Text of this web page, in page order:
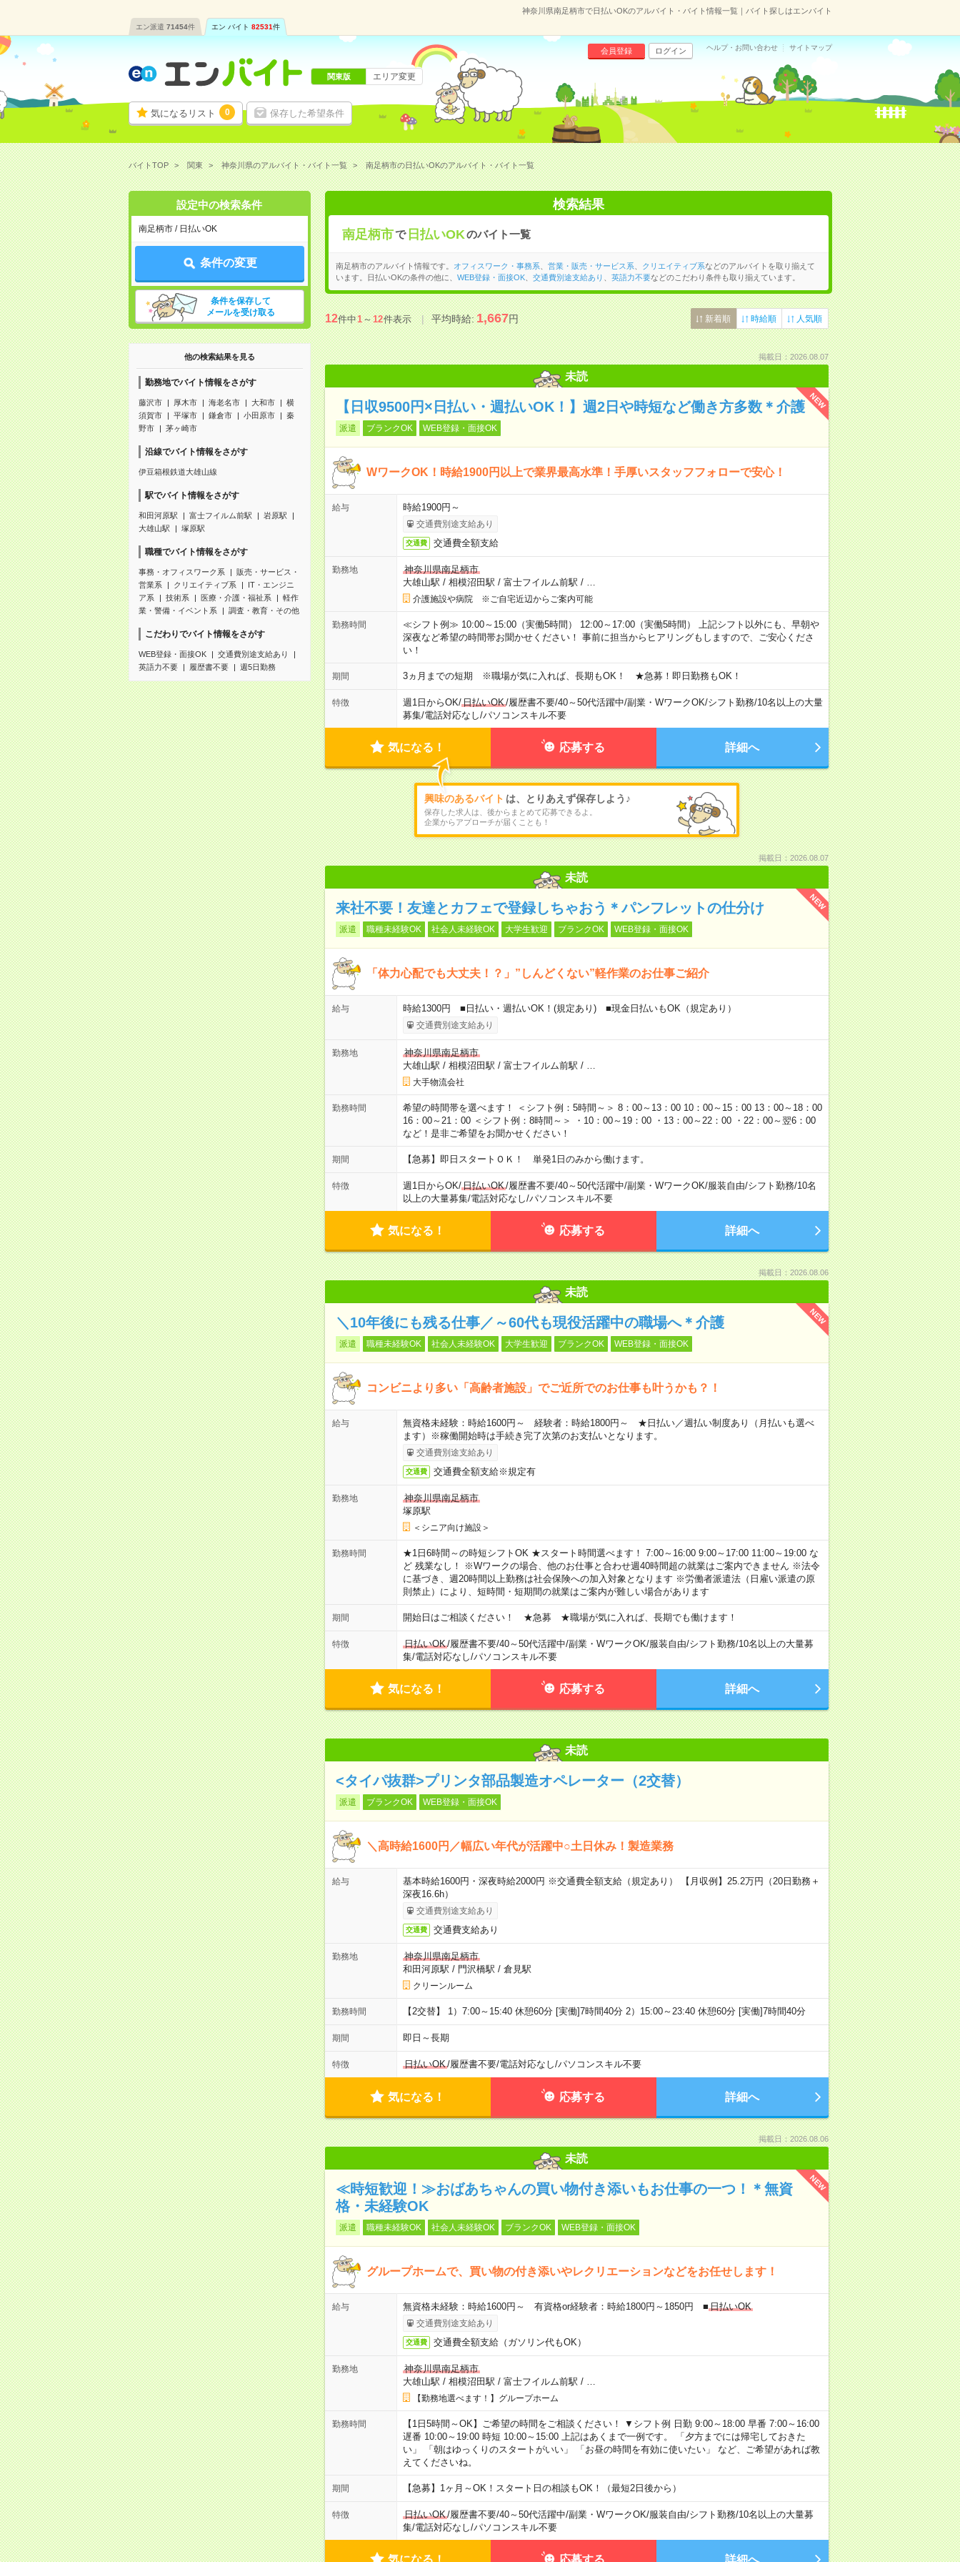
神奈川県南足柄市で日払いOKのアルバイト・バイト情報一覧｜バイト探しはエンバイト
エン派遣 71454件 エン バイト 82531件
気になるリスト 0 保存した希望条件
会員登録 ログイン ヘルプ・お問い合わせ サイトマップ
関東版 エリア変更
バイトTOP 関東 神奈川県のアルバイト・バイト一覧 南足柄市の日払いOKのアルバイト・バイト一覧
設定中の検索条件
南足柄市 / 日払いOK
条件の変更
条件を保存して
メールを受け取る
他の検索結果を見る
勤務地でバイト情報をさがす
藤沢市 厚木市 海老名市 大和市
横
須賀市
平塚市 鎌倉市 小田原市
秦
野市
茅ヶ崎市
沿線でバイト情報をさがす
伊豆箱根鉄道大雄山線
駅でバイト情報をさがす
和田河原駅 富士フイルム前駅
岩原駅
大雄山駅
塚原駅
職種でバイト情報をさがす
事務・オフィスワーク系
販売・サービス・
営業系
クリエイティブ系
IT・エンジニ
ア系
技術系 医療・介護・福祉系
軽作
業・警備・イベント系
調査・教育・その他
こだわりでバイト情報をさがす
WEB登録・面接OK
交通費別途支給あり
英語力不要
履歴書不要 週5日勤務
検索結果
南足柄市で 日払いOKのバイト一覧
南足柄市のアルバイト情報です。 オフィスワーク・事務系 営業・販売・サービス系 クリエイティブ系などのアルバイトを取り揃えて
います。日払いOKの条件の他に、 WEB登録・面接OK、 交通費別途支給あり 英語力不要などのこだわり条件も取り揃えています。
12件中1～12件表示 平均時給:1,667円 新着順 時給順 人気順
掲載日：2026.08.07
未読
NEW
【日収9500円×日払い・週払いOK！】週2日や時短など働き方多数＊介護
派遣 ブランクOK WEB登録・面接OK
WワークOK！時給1900円以上で業界最高水準！手厚いスタッフフォローで安心！
給与 時給1900円～
交通費別途支給あり
交通費 交通費全額支給
勤務地
神奈川県南足柄市
大雄山駅 / 相模沼田駅 / 富士フイルム前駅 /
介護施設や病院 ※ご自宅近辺からご案内可能
勤務時間
≪シフト例≫ 10:00～15:00（実働5時間） 12:00～17:00（実働5時間） 上記シフト以外にも、早朝や
深夜など希望の時間帯お聞かせください！ 事前に担当からヒアリングもしますので、ご安心くださ
い！
期間 3ヵ月までの短期 ※職場が気に入れば、長期もOK！ ★急募！即日勤務もOK！
特徴 週1日からOK/日払いOK/履歴書不要/40～50代活躍中/副業・WワークOK/シフト勤務/10名以上の大量
募集/電話対応なし/パソコンスキル不要
気になる！ 応募する 詳細へ
興味のあるバイト は、とりあえず保存しよう♪
保存した求人は、後からまとめて応募できるよ。
企業からアプローチが届くことも！
掲載日：2026.08.07
未読
NEW
来社不要！友達とカフェで登録しちゃおう＊パンフレットの仕分け
派遣 職種未経験OK 社会人未経験OK 大学生歓迎 ブランクOK WEB登録・面接OK
「体力心配でも大丈夫！？」”しんどくない”軽作業のお仕事ご紹介
給与 時給1300円 ■日払い・週払いOK！(規定あり) ■現金日払いもOK（規定あり）
交通費別途支給あり
勤務地
神奈川県南足柄市
大雄山駅 / 相模沼田駅 / 富士フイルム前駅 /
大手物流会社
勤務時間
希望の時間帯を選べます！ ＜シフト例：5時間～＞ 8：00～13：00 10：00～15：00 13：00～18：00
16：00～21：00 ＜シフト例：8時間～＞ ・10：00～19：00 ・13：00～22：00 ・22：00～翌6：00
など！是非ご希望をお聞かせください！
期間 【急募】即日スタートＯＫ！ 単発1日のみから働けます。
特徴 週1日からOK/日払いOK/履歴書不要/40～50代活躍中/副業・WワークOK/服装自由/シフト勤務/10名
以上の大量募集/電話対応なし/パソコンスキル不要
気になる！ 応募する 詳細へ
掲載日：2026.08.06
未読
NEW
＼10年後にも残る仕事／～60代も現役活躍中の職場へ＊介護
派遣 職種未経験OK 社会人未経験OK 大学生歓迎 ブランクOK WEB登録・面接OK
コンビニより多い「高齢者施設」でご近所でのお仕事も叶うかも？！
給与
無資格未経験：時給1600円～ 経験者：時給1800円～ ★日払い／週払い制度あり（月払いも選べ
ます）※稼働開始時は手続き完了次第のお支払いとなります。
交通費別途支給あり
交通費 交通費全額支給※規定有
勤務地
神奈川県南足柄市
塚原駅
＜シニア向け施設＞
勤務時間
★1日6時間～の時短シフトOK ★スタート時間選べます！ 7:00～16:00 9:00～17:00 11:00～19:00 な
ど 残業なし！ ※Wワークの場合、他のお仕事と合わせ週40時間超の就業はご案内できません ※法令
に基づき、週20時間以上勤務は社会保険への加入対象となります ※労働者派遣法（日雇い派遣の原
則禁止）により、短時間・短期間の就業はご案内が難しい場合があります
期間 開始日はご相談ください！ ★急募 ★職場が気に入れば、長期でも働けます！
特徴 日払いOK/履歴書不要/40～50代活躍中/副業・WワークOK/服装自由/シフト勤務/10名以上の大量募
集/電話対応なし/パソコンスキル不要
気になる！ 応募する 詳細へ
未読
<タイパ抜群>プリンタ部品製造オペレーター（2交替）
派遣 ブランクOK WEB登録・面接OK
＼高時給1600円／幅広い年代が活躍中○土日休み！製造業務
給与
基本時給1600円・深夜時給2000円 ※交通費全額支給（規定あり） 【月収例】25.2万円（20日勤務＋
深夜16.6h）
交通費別途支給あり
交通費 交通費支給あり
勤務地
神奈川県南足柄市
和田河原駅 / 門沢橋駅 / 倉見駅
クリーンルーム
勤務時間 【2交替】 1）7:00～15:40 休憩60分 [実働]7時間40分 2）15:00～23:40 休憩60分 [実働]7時間40分
期間 即日～長期
特徴 日払いOK/履歴書不要/電話対応なし/パソコンスキル不要
気になる！ 応募する 詳細へ
掲載日：2026.08.06
未読
NEW
≪時短歓迎！≫おばあちゃんの買い物付き添いもお仕事の一つ！＊無資
格・未経験OK
派遣 職種未経験OK 社会人未経験OK ブランクOK WEB登録・面接OK
グループホームで、買い物の付き添いやレクリエーションなどをお任せします！
給与 無資格未経験：時給1600円～ 有資格or経験者：時給1800円～1850円 ■日払いOK
交通費別途支給あり
交通費 交通費全額支給（ガソリン代もOK）
勤務地
神奈川県南足柄市
大雄山駅 / 相模沼田駅 / 富士フイルム前駅 /
【勤務地選べます！】グループホーム
勤務時間
【1日5時間～OK】ご希望の時間をご相談ください！ ▼シフト例 日勤 9:00～18:00 早番 7:00～16:00
遅番 10:00～19:00 時短 10:00～15:00 上記はあくまで一例です。 「夕方までには帰宅しておきた
い」 「朝はゆっくりのスタートがいい」 「お昼の時間を有効に使いたい」 など、ご希望があれば教
えてくださいね。
期間 【急募】1ヶ月～OK！スタート日の相談もOK！（最短2日後から）
特徴 日払いOK/履歴書不要/40～50代活躍中/副業・WワークOK/服装自由/シフト勤務/10名以上の大量募
集/電話対応なし/パソコンスキル不要
気になる！ 応募する 詳細へ